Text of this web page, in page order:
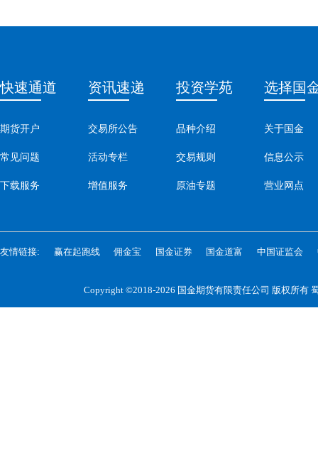
快速通道
期货开户
常见问题
下载服务
资讯速递
交易所公告
活动专栏
增值服务
投资学苑
品种介绍
交易规则
原油专题
选择国
关于国金
信息公示
营业网点
友情链接: 赢在起跑线 佣金宝 国金证券 国金道富 中国证监会
Copyright ©2018-2026 国金期货有限责任公司 版权所有